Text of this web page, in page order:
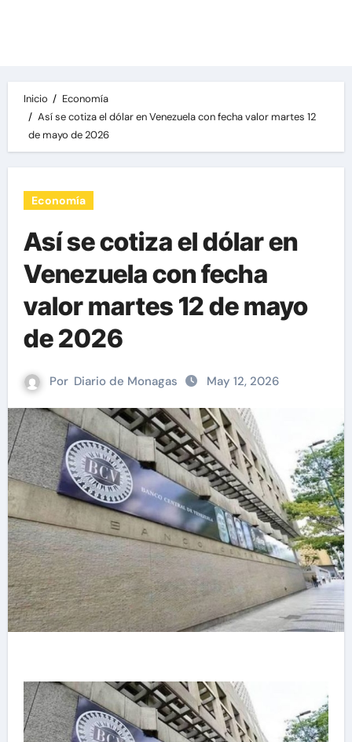
Inicio
Economía
Así se cotiza el dólar en Venezuela con fecha valor martes 12
de mayo de 2026
Economía
Así se cotiza el dólar en
Venezuela con fecha
valor martes 12 de mayo
de 2026
Por Diario de Monagas May 12, 2026